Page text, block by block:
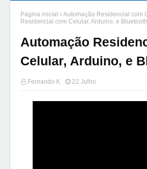
Página inicial Automação Residencial com
Residencial com Celular, Arduino, e Bluetooth
Automação
Celular, Arduino, e
Fernando K 22 Julho